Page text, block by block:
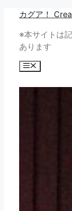
カグア！
※本サイトは
あります
メ